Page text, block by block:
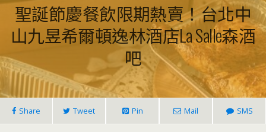
聖誕節慶餐飲限期熱賣！台北中
山九昱希爾頓逸林酒店La Salle森酒
吧
Share Tweet Pin Mail SMS